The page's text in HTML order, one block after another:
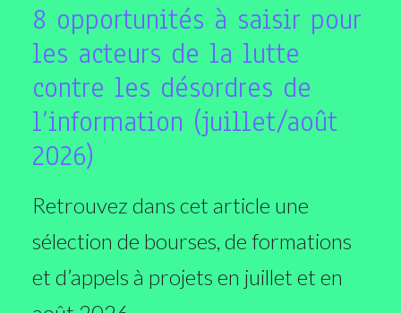
8 opportunités à saisir pour
les acteurs de la lutte
contre les désordres de
l’information (juillet/août
2026)
Retrouvez dans cet article une
sélection de bourses, de formations
et d’appels à projets en juillet et en